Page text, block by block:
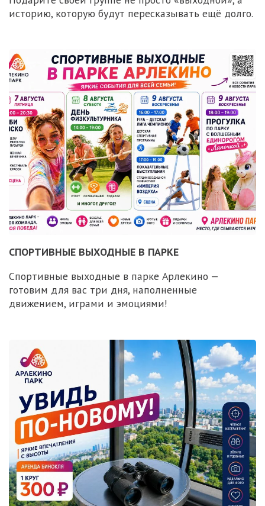
историю, которую будут пересказывать ещё долго.
СПОРТИВНЫЕ ВЫХОДНЫЕ В ПАРКЕ
Спортивные выходные в парке Арлекино —
готовим для вас три дня, наполненные
движением, играми и эмоциями!